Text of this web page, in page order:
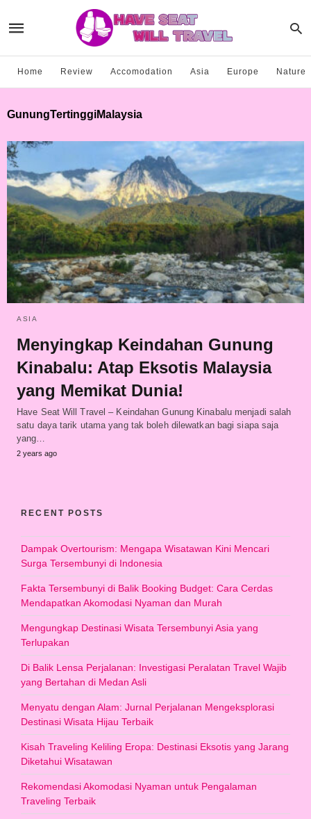
Home Review Accomodation Asia Europe Nature
GunungTertinggiMalaysia
ASIA
Menyingkap Keindahan Gunung
Kinabalu: Atap Eksotis Malaysia
yang Memikat Dunia!
Have Seat Will Travel – Keindahan Gunung Kinabalu menjadi salah
satu daya tarik utama yang tak boleh dilewatkan bagi siapa saja
yang…
2 years ago
RECENT POSTS
Dampak Overtourism: Mengapa Wisatawan Kini Mencari
Surga Tersembunyi di Indonesia
Fakta Tersembunyi di Balik Booking Budget: Cara Cerdas
Mendapatkan Akomodasi Nyaman dan Murah
Mengungkap Destinasi Wisata Tersembunyi Asia yang
Terlupakan
Di Balik Lensa Perjalanan: Investigasi Peralatan Travel Wajib
yang Bertahan di Medan Asli
Menyatu dengan Alam: Jurnal Perjalanan Mengeksplorasi
Destinasi Wisata Hijau Terbaik
Kisah Traveling Keliling Eropa: Destinasi Eksotis yang Jarang
Diketahui Wisatawan
Rekomendasi Akomodasi Nyaman untuk Pengalaman
Traveling Terbaik